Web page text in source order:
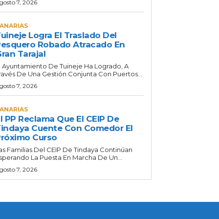
7, 2026
Logra El Traslado Del
Robado Atracado En
Tarajal
Ayuntamiento De Tuineje Ha Logrado, A
De Una Gestión Conjunta Con Puertos...
7, 2026
PP Reclama Que El CEIP De
Cuente Con Comedor El
Curso
Familias Del CEIP De Tindaya Continúan
La Puesta En Marcha De Un...
7, 2026